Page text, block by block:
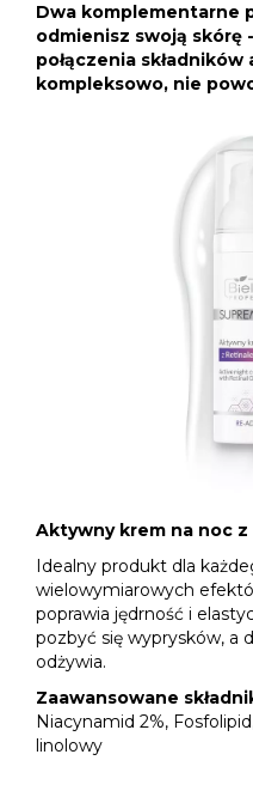
Dwa komplementarne
odmienisz swoją skórę
połączenia składników
kompleksowo, nie
Aktywny krem na noc z
Idealny produkt dla
wielowymiarowych
poprawia jędrność i
pozbyć się wyprysków, a
odżywia.
Zaawansowane
Niacynamid 2%,
linolowy